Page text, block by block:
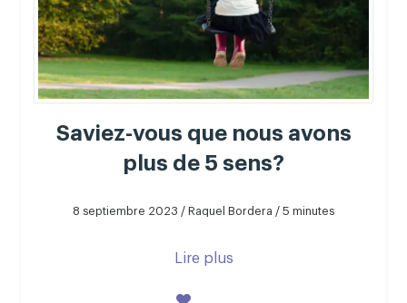
Saviez-vous que nous avons
plus de 5 sens?
8 septiembre 2023 / Raquel Bordera / 5 minutes
Lire plus